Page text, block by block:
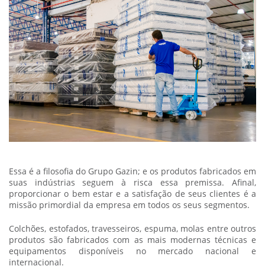
Essa é a filosofia do Grupo Gazin; e os produtos fabricados em
suas indústrias seguem à risca essa premissa. Afinal,
proporcionar o bem estar e a satisfação de seus clientes é a
missão primordial da empresa em todos os seus segmentos.
Colchões, estofados, travesseiros, espuma, molas entre outros
produtos são fabricados com as mais modernas técnicas e
equipamentos disponíveis no mercado nacional e
internacional.